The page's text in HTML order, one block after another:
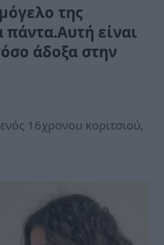
της
είναι
άδοξα στην
16χρονου κοριτσιού,